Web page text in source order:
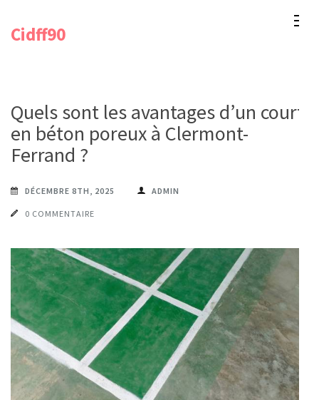
Cidff90
Quels sont les avantages d’un court
en béton poreux à Clermont-
Ferrand ?
DÉCEMBRE 8TH, 2025 ADMIN
0 COMMENTAIRE